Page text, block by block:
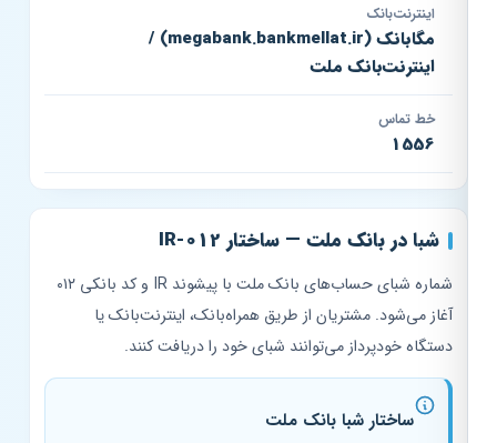
اینترنت‌بانک
مگابانک (megabank.bankmellat.ir) /
اینترنت‌بانک ملت
خط تماس
1556
شبا در بانک ملت — ساختار IR-012
شماره شبای حساب‌های بانک ملت با پیشوند IR و کد بانکی ۰۱۲
آغاز می‌شود. مشتریان از طریق همراه‌بانک، اینترنت‌بانک یا
دستگاه خودپرداز می‌توانند شبای خود را دریافت کنند.
ساختار شبا بانک ملت